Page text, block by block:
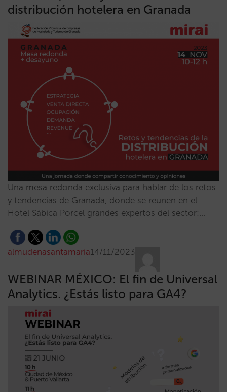
distribución hotelera en Granada
Una mesa redonda exclusiva para hablar de los retos
y tendencias de Granada, donde se reunen en el
Hotel Sábica Porcel grandes expertos del sector:…
almudenasantamaria14/11/2023
WEBINAR MÉXICO: El fin de Universal
Analytics. ¿Estás listo para GA4?